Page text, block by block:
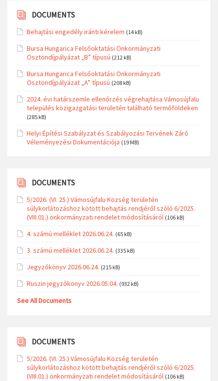
DOCUMENTS
Behajtási engedély iránti kérelem (14 kB)
Bursa Hungarica Felsőoktatási Önkormányzati
Ösztöndíjpályázat „B” típusú (212 kB)
Bursa Hungarica Felsőoktatási Önkormányzati
Ösztöndíjpályázat „A” típusú (208 kB)
2024. évi határszemle ellenőrzés végrehajtása Vámosújfalu
település közigazgatási területén található termőföldeken
(285 kB)
Helyi Építési Szabályzat és Szabályozási Tervének Záró
Véleményezési Dokumentációja (19 MB)
DOCUMENTS
5/2026. (VI. 25.) Vámosújfalu Község területén
súlykorlátozáshoz kötött behajtás rendjéről szóló 6/2025.
(VIII.01.) önkormányzati rendelet módosításáról (106 kB)
4. számú melléklet 2026.06.24. (65 kB)
3. számú melléklet 2026.06.24. (335 kB)
Jegyzőkönyv 2026.06.24. (215 kB)
Ruszin jegyzőkönyv 2026.05.04. (932 kB)
See All Documents
DOCUMENTS
5/2026. (VI. 25.) Vámosújfalu Község területén
súlykorlátozáshoz kötött behajtás rendjéről szóló 6/2025.
(VIII.01.) önkormányzati rendelet módosításáról (106 kB)